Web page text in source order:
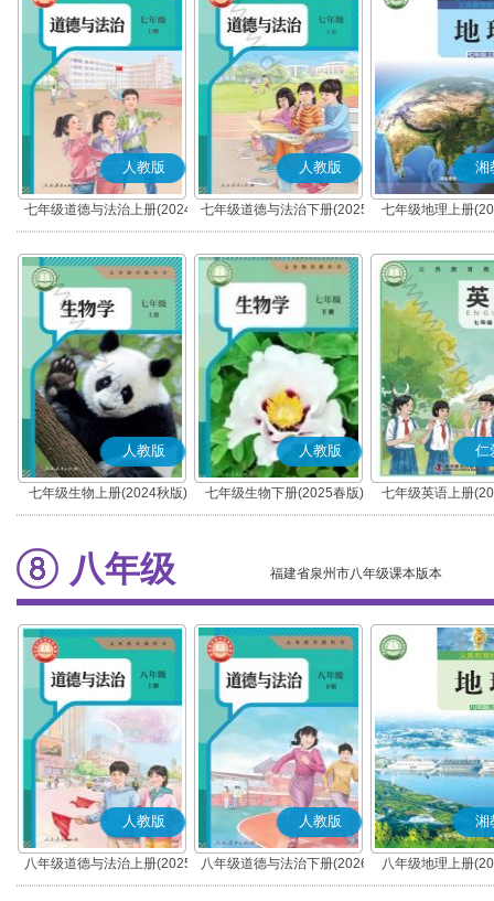
人教版
七年级道德与法治上册(2024
秋版)(部编版)
人教版
七年级道德与法治下册(2025
春版)(部编版)
湘
七年级地理上册
人教版
七年级生物上册(2024秋版)
人教版
七年级生物下册(2025春版)
仁
七年级英语上册
(科普版)
八年级 福建省泉州市八年级课本版本
人教版
八年级道德与法治上册(2025
秋版)(部编版)
人教版
八年级道德与法治下册(2026
春版)(部编版)
湘
八年级地理上册